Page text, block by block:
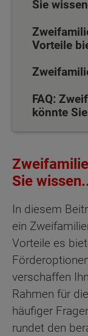
Sie
Vorteile
FAQ:
könnte
Sie
In diesem
ein
Vorteile es
verschaffen
Rahmen für
häufiger
rundet den